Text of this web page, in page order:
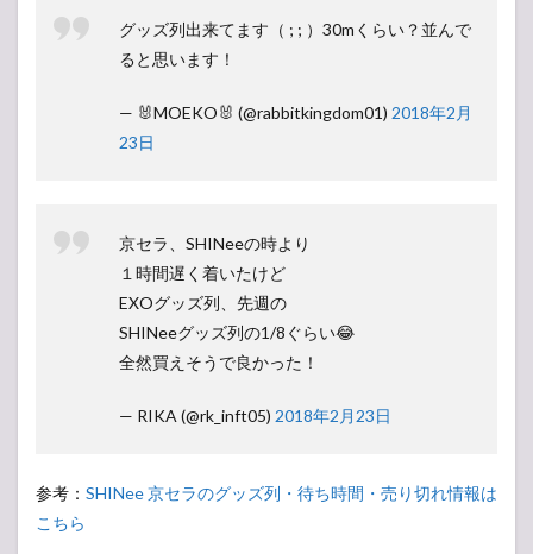
グッズ列出来てます（ ; ; ）30mくらい？並んで
ると思います！
— 🐰MOEKO🐰 (@rabbitkingdom01) 2018年2月
23日
京セラ、SHINeeの時より
１時間遅く着いたけど
EXOグッズ列、先週の
SHINeeグッズ列の1/8ぐらい😂
全然買えそうで良かった！
— RIKA (@rk_inft05) 2018年2月23日
参考： SHINee 京セラのグッズ列・待ち時間・売り切れ情報は
こちら